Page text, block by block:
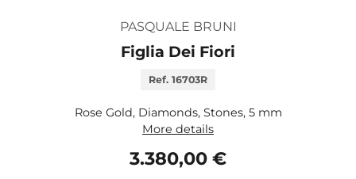
PASQUALE BRUNI
Figlia Dei Fiori
Ref. 16703R
Rose Gold, Diamonds, Stones, 5 mm
More details
3.380,00 €